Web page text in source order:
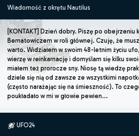
Wiadomość z okrętu Nautilus
[KONTAKT] Dzień dobry. Piszę po obejrzeniu
Bernatowiczem w roli głównej. Czuję, że
warto. Widziałem w swoim 48-letnim życiu
wierzę w reinkarnację i domyślam się kilku
miałem też prorocze sny. Niosę tą wiedzę
dziele się nią od zawsze ze wszystkimi
(często narażając się na śmieszność). To
poukładało w mi w głowie pewien...
UFO24